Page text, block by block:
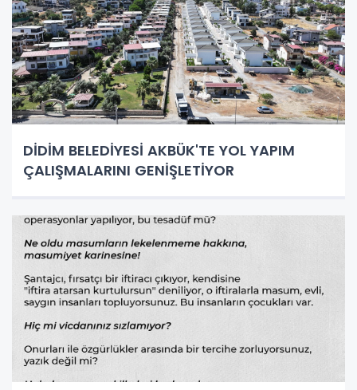
DİDİM BELEDİYESİ AKBÜK'TE YOL YAPIM
ÇALIŞMALARINI GENİŞLETİYOR